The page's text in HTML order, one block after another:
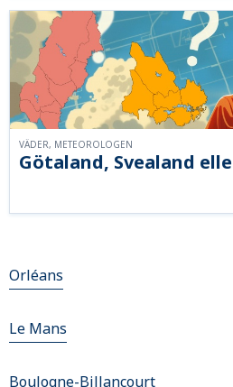
Götaland, Svealand
VÄDER, METEOROLOGEN
Orléans
Le Mans
Boulogne-Billancourt